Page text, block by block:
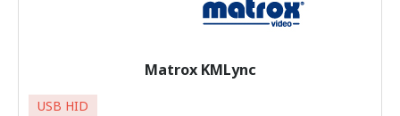
Matrox KMLync
USB HID